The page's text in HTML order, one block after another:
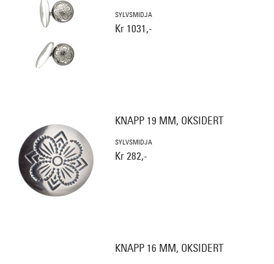
SYLVSMIDJA
Kr 1031,-
KNAPP 19 MM, OKSIDERT
SYLVSMIDJA
Kr 282,-
KNAPP 16 MM, OKSIDERT